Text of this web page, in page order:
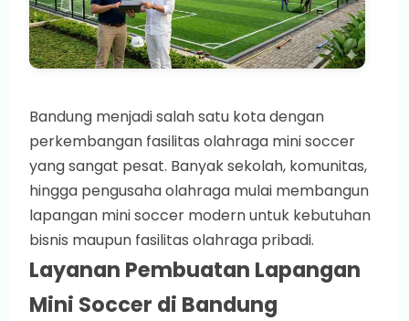
Bandung menjadi salah satu kota dengan
perkembangan fasilitas olahraga mini soccer
yang sangat pesat. Banyak sekolah, komunitas,
hingga pengusaha olahraga mulai membangun
lapangan mini soccer modern untuk kebutuhan
bisnis maupun fasilitas olahraga pribadi.
Layanan Pembuatan Lapangan
Mini Soccer di Bandung